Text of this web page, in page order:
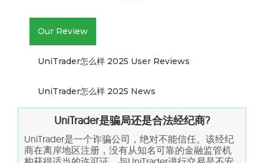
Our Review
UniTrader怎么样 2025 User Reviews
UniTrader怎么样 2025 News
UniTrader是骗局还是合法经纪商?
UniTrader是一个诈骗公司，绝对不能信任。该经纪
商在离岸地区注册，没有从知名可靠的金融监管机